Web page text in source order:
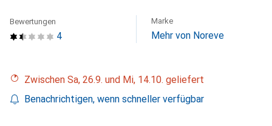
4
Bewertungen Marke
Mehr von Noreve
Zwischen Sa, 26.9. und Mi, 14.10. geliefert
Benachrichtigen, wenn schneller verfügbar